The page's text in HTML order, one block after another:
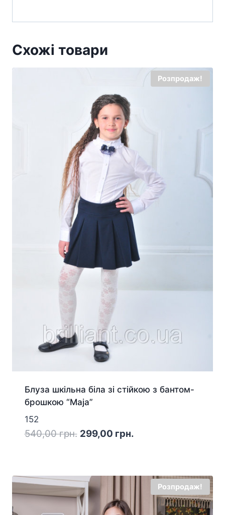
Схожі товари
Розпродаж!
Блуза шкільна біла зі стійкою з бантом-
брошкою “Maja”
152
540,00грн. Оригінальна
299,00 грн.Поточна
Розпродаж!